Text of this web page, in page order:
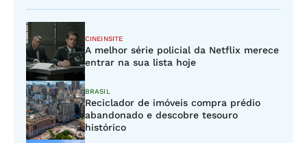
CINEINSITE
A melhor série policial da Netflix merece
entrar na sua lista hoje
BRASIL
Reciclador de imóveis compra prédio
abandonado e descobre tesouro
histórico